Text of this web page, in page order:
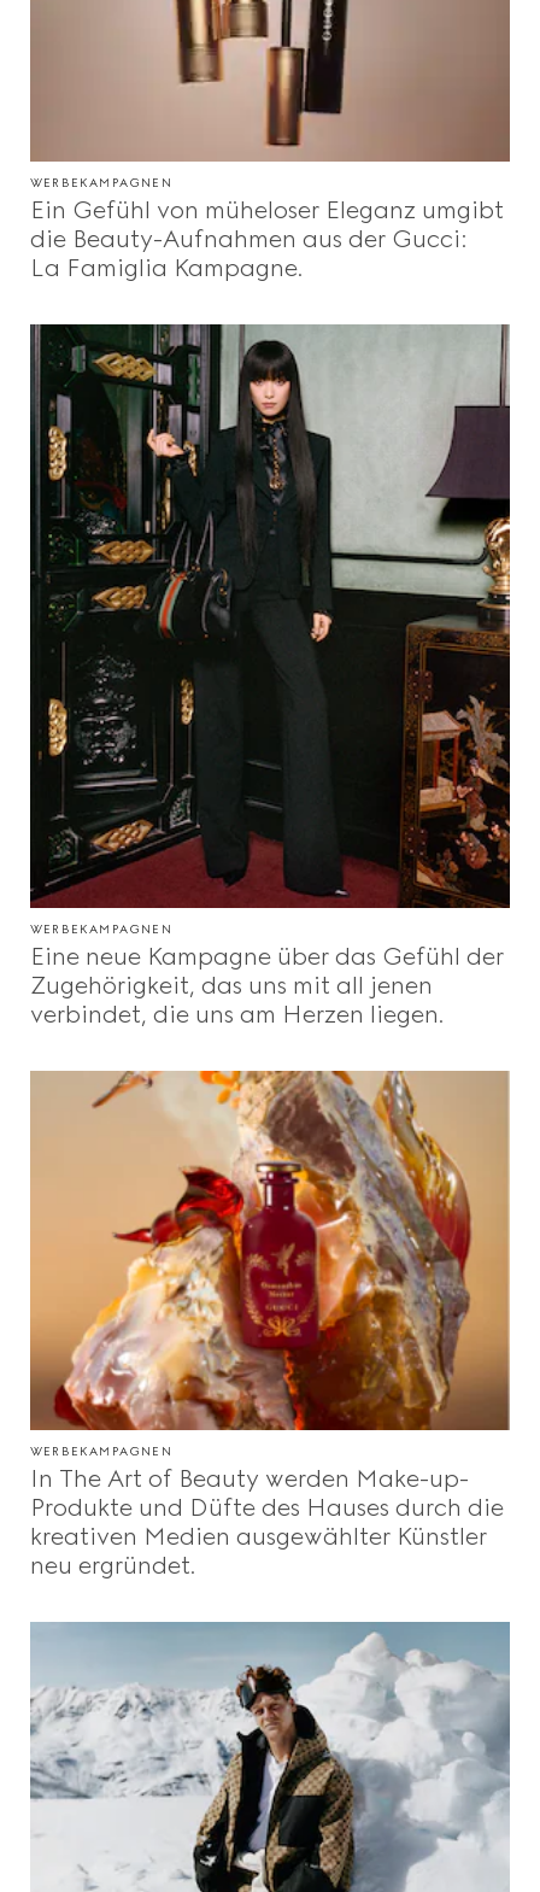
WERBEKAMPAGNEN
Ein Gefühl von müheloser Eleganz umgibt
die Beauty-Aufnahmen aus der Gucci:
La Famiglia Kampagne.
WERBEKAMPAGNEN
Eine neue Kampagne über das Gefühl der
Zugehörigkeit, das uns mit all jenen
verbindet, die uns am Herzen liegen.
WERBEKAMPAGNEN
In The Art of Beauty werden Make-up-
Produkte und Düfte des Hauses durch die
kreativen Medien ausgewählter Künstler
neu ergründet.